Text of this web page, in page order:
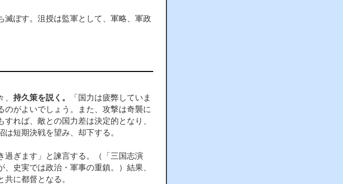
滅ぼす。沮授は監軍として、軍略、軍政
持久策を説く。
「国力は疲弊していま
がよいでしょう。また、攻撃は奇襲に
れば、敵との国力差は決定的となり、
短期決戦を望み、却下する。
過ぎます」と諫言する。（「三国志演
史実では政治・軍事の重鎮。）結果、
に都督となる。